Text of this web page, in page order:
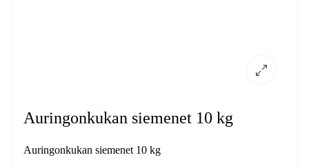
Auringonkukan siemenet 10 kg
Auringonkukan siemenet 10 kg